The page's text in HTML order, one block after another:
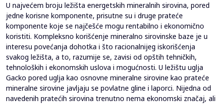
U najvećem broju ležišta energetskih mineralnih sirovina, pored
jedne korisne komponente, prisutne su i druge prateće
komponente koje se najčešće mogu rentabilno i ekonomično
koristiti. Kompleksno korišćenje mineralno sirovinske baze je u
interesu povećanja dohotka i što racionalnijeg iskorišćenja
svakog ležišta, a to, razumije se, zavisi od opštih tehničkih,
tehnoloških i ekonomskih uslova i mogućnosti. U ležištu uglja
Gacko pored uglja kao osnovne mineralne sirovine kao prateće
mineralne sirovine javljaju se povlatne gline i laporci. Nijedna od
navedenih pratećih sirovina trenutno nema ekonomski značaj, ali